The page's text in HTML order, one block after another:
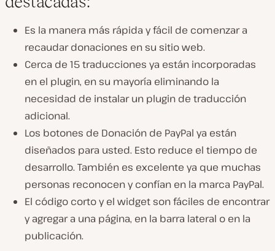
Es la manera más rápida y fácil de comenzar a
recaudar donaciones en su sitio web.
Cerca de 15 traducciones ya están incorporadas
en el plugin, en su mayoría eliminando la
necesidad de instalar un plugin de traducción
adicional.
Los botones de Donación de PayPal ya están
diseñados para usted. Esto reduce el tiempo de
desarrollo. También es excelente ya que muchas
personas reconocen y confían en la marca PayPal.
El código corto y el widget son fáciles de encontrar
y agregar a una página, en la barra lateral o en la
publicación.